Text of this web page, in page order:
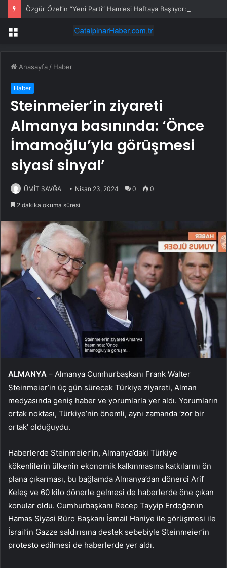
Menü
Anasayfa / Haber
Haber
Steinmeier’in ziyareti
Almanya basınında: ‘Önce
İmamoğlu’yla görüşmesi
siyasi sinyal’
ÜMİT SAVĞA Nisan 23, 2024 0 0
2 dakika okuma süresi
ALMANYA – Almanya Cumhurbaşkanı Frank Walter
Steinmeier’in üç gün sürecek Türkiye ziyareti, Alman
medyasında geniş haber ve yorumlarla yer aldı. Yorumların
ortak noktası, Türkiye’nin önemli, aynı zamanda ‘zor bir
ortak’ olduğuydu.
Haberlerde Steinmeier’in, Almanya’daki Türkiye
kökenlilerin ülkenin ekonomik kalkınmasına katkılarını ön
plana çıkarması, bu bağlamda Almanya’dan dönerci Arif
Keleş ve 60 kilo dönerle gelmesi de haberlerde öne çıkan
konular oldu. Cumhurbaşkanı Recep Tayyip Erdoğan’ın
Hamas Siyasi Büro Başkanı İsmail Haniye ile görüşmesi ile
İsrail’in Gazze saldırısına destek sebebiyle Steinmeier’in
protesto edilmesi de haberlerde yer aldı.